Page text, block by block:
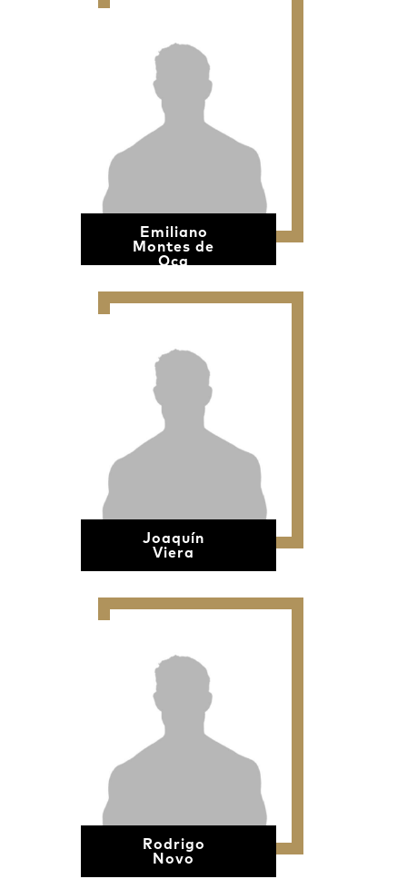
Emiliano
Montes de
Oca
Joaquín
Viera
Rodrigo
Novo